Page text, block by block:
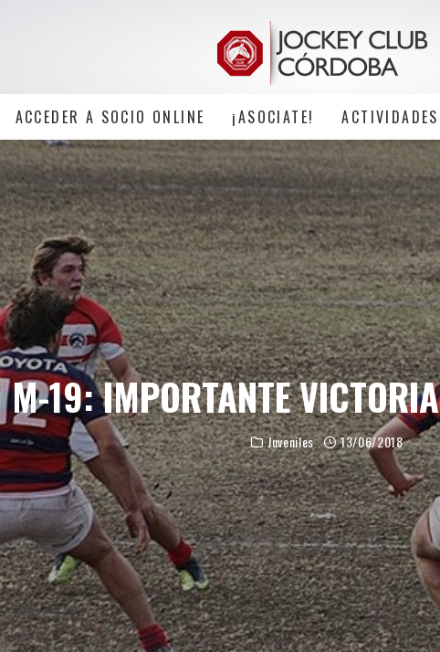
ACCEDER A SOCIO ONLINE ¡ASOCIATE! ACTIVIDADES
M-19: IMPORTANTE
Juveniles 13/06/2018